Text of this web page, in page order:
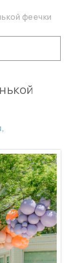
феечки